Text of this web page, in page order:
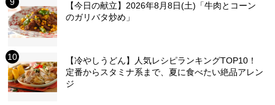
【今日の献立】2026年8月8日(土)「牛肉とコーン
のガリバタ炒め」
【冷やしうどん】人気レシピランキングTOP10！
定番からスタミナ系まで、夏に食べたい絶品アレン
ジ